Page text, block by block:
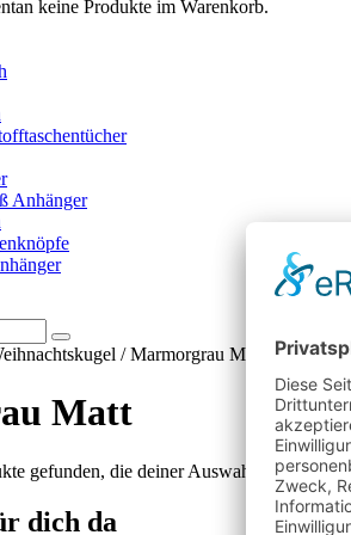
keine Produkte im Warenkorb.
Anhänger
/ Marmorgrau Matt
Matt
gefunden, die deiner Auswahl
dich da